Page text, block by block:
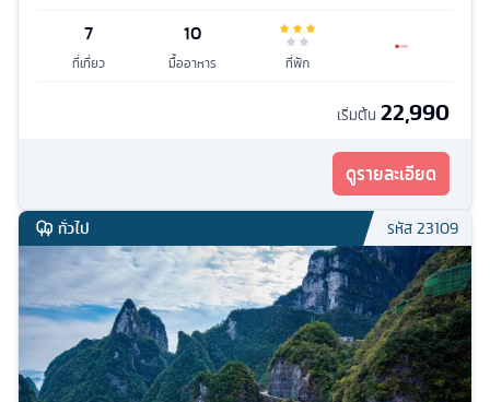
7
ที่เที่ยว
10
มื้ออาหาร ที่พัก
เริ่มต้น 22,990
ดูรายละเอียด
ทั่วไป รหัส23109